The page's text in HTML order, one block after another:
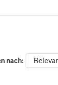
nach